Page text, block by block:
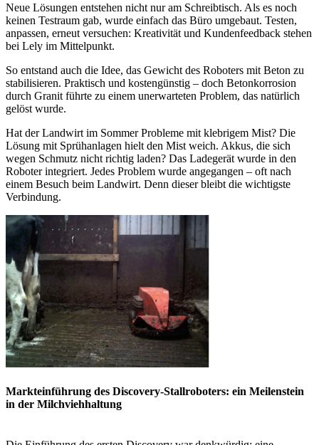
Neue Lösungen entstehen nicht nur am Schreibtisch. Als es noch
keinen Testraum gab, wurde einfach das Büro umgebaut. Testen,
anpassen, erneut versuchen: Kreativität und Kundenfeedback stehen
bei Lely im Mittelpunkt.
So entstand auch die Idee, das Gewicht des Roboters mit Beton zu
stabilisieren. Praktisch und kostengünstig – doch Betonkorrosion
durch Granit führte zu einem unerwarteten Problem, das natürlich
gelöst wurde.
Hat der Landwirt im Sommer Probleme mit klebrigem Mist? Die
Lösung mit Sprühanlagen hielt den Mist weich. Akkus, die sich
wegen Schmutz nicht richtig laden? Das Ladegerät wurde in den
Roboter integriert. Jedes Problem wurde angegangen – oft nach
einem Besuch beim Landwirt. Denn dieser bleibt die wichtigste
Verbindung.
Markteinführung des Discovery-Stallroboters: ein Meilenstein
in der Milchviehhaltung